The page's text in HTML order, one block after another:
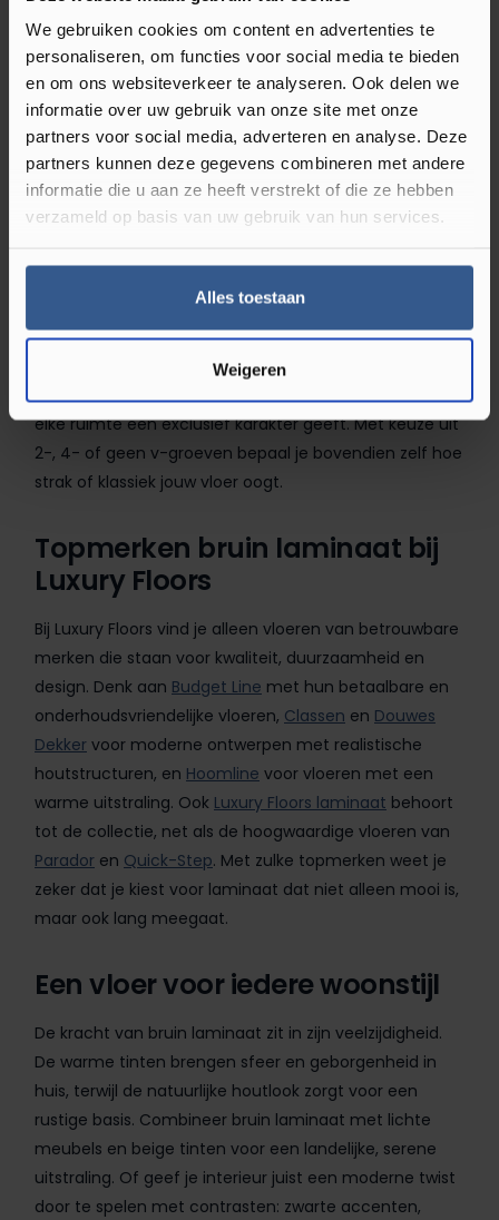
We gebruiken cookies om content en advertenties te
personaliseren, om functies voor social media te bieden
en om ons websiteverkeer te analyseren. Ook delen we
informatie over uw gebruik van onze site met onze
partners voor social media, adverteren en analyse. Deze
partners kunnen deze gegevens combineren met andere
informatie die u aan ze heeft verstrekt of die ze hebben
verzameld op basis van uw gebruik van hun services.
Alles toestaan
Weigeren
De warme uitstraling van bruin
laminaat
Bruin laminaat is al jarenlang een van de populairste
keuzes als het gaat om vloeren. De kleur zorgt voor
een warme, uitnodigende sfeer en past perfect in elke
ruimte: van woonkamer tot slaapkamer of kantoor.
biedt bruin laminaat in verschillende patronen: kies
voor een klassiekvisgraatpatroonvoor een chique
plankpatroonvoor een tijdloze look of
ga voor het eleganteHongaarse punt laminaatdat
elke ruimte een exclusief karakter geeft. Met keuze uit
2-, 4- of geen v-groeven bepaal je bovendien zelf hoe
strak of klassiek jouw vloer oogt.
Topmerken bruin laminaat bij
Luxury Floors
Bij Luxury Floors vind je alleen vloeren van betrouwbare
merken die staan voor kwaliteit, duurzaamheid en
design. Denk aan Budget Line met hun betaalbare en
onderhoudsvriendelijke vloeren, Classen en Douwes
Dekker voor moderne ontwerpen met realistische
houtstructuren, en Hoomline voor vloeren met een
warme uitstraling. Ook Luxury Floors laminaat behoort
tot de collectie, net als de hoogwaardige vloeren van
Parador en Quick-Step. Met zulke topmerken weet je
zeker dat je kiest voor laminaat dat niet alleen mooi is,
maar ook lang meegaat.
Een vloer voor iedere woonstijl
De kracht van bruin laminaat zit in zijn veelzijdigheid.
De warme tinten brengen sfeer en geborgenheid in
huis, terwijl de natuurlijke houtlook zorgt voor een
rustige basis. Combineer bruin laminaat met lichte
meubels en beige tinten voor een landelijke, serene
uitstraling. Of geef je interieur juist een moderne twist
door te spelen met contrasten: zwarte accenten,